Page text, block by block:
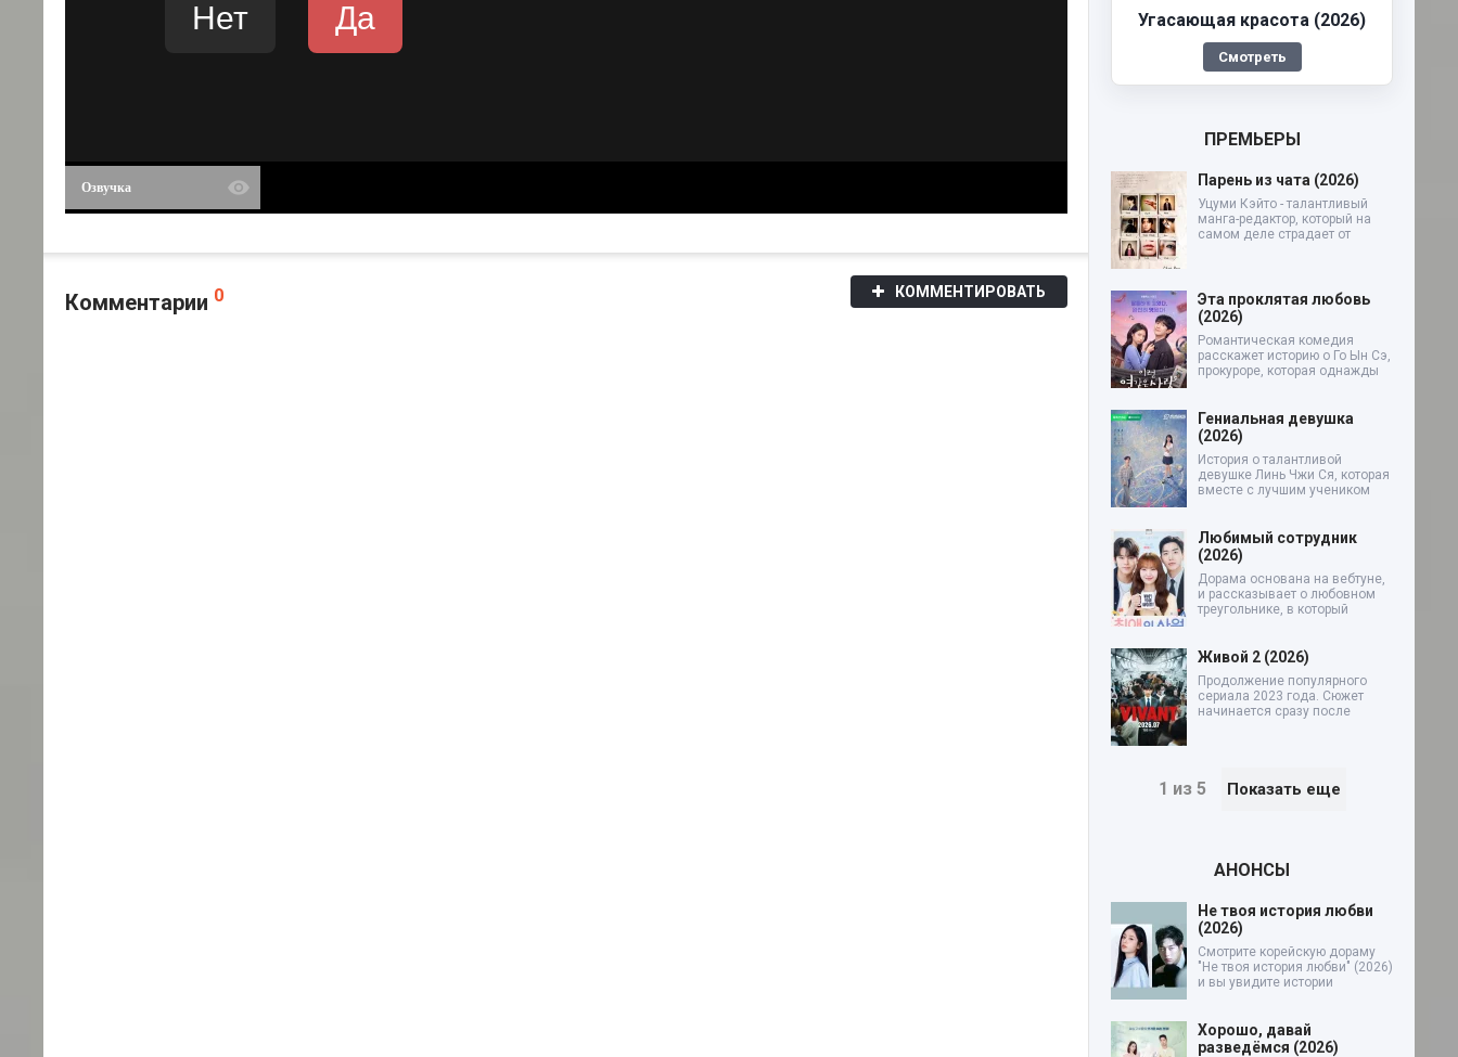
Озвучка
Комментарии 0 КОММЕНТИРОВАТЬ
Угасающая красота (2026)
Смотреть
ПРЕМЬЕРЫ
Парень из чата (2026)
Уцуми Кэйто - талантливый
манга-редактор, который на
самом деле страдает от
Эта проклятая любовь
(2026)
Романтическая комедия
расскажет историю о Го Ын Сэ,
прокуроре, которая однажды
Гениальная девушка
(2026)
История о талантливой
девушке Линь Чжи Ся, которая
вместе с лучшим учеником
Любимый сотрудник
(2026)
Дорама основана на вебтуне,
и рассказывает о любовном
треугольнике, в который
Живой 2 (2026)
Продолжение популярного
сериала 2023 года. Сюжет
начинается сразу после
1 из 5 Показать еще
АНОНСЫ
Не твоя история любви
(2026)
Смотрите корейскую дораму
"Не твоя история любви" (2026)
и вы увидите истории
Хорошо, давай
разведёмся (2026)